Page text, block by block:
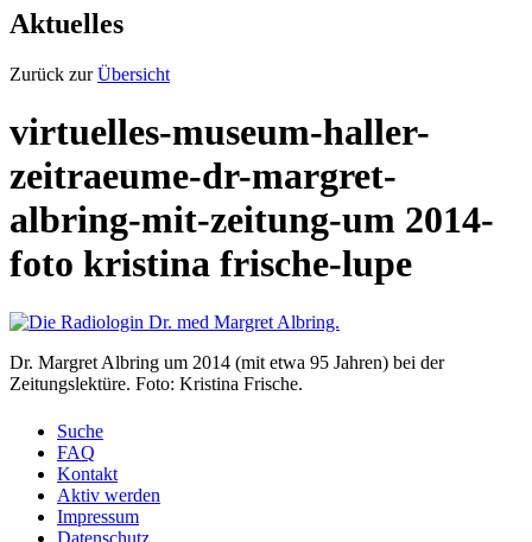
Aktuelles
Zurück zurÜbersicht
virtuelles-museum-haller-
zeitraeume-dr-margret-
albring-mit-zeitung-um 2014-
foto kristina frische-lupe
Dr. Margret Albring um 2014 (mit etwa 95 Jahren) bei der
Zeitungslektüre. Foto: Kristina Frische.
Suche
FAQ
Kontakt
Aktiv werden
Impressum
Datenschutz